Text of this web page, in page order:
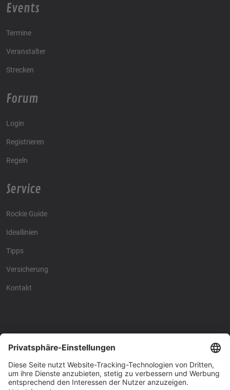
Events
Termine
Veranstalter
Strecken
Forum
Login
Registrieren
Regeln
Service
Rockie Guide
Ideallinien
Tipps
Versicherung
Kontakt